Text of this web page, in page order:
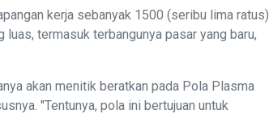
kerja sebanyak 1500 (seribu lima ratus)
termasuk terbangunya pasar yang baru,
akan menitik beratkan pada Pola Plasma
"Tentunya, pola ini bertujuan untuk